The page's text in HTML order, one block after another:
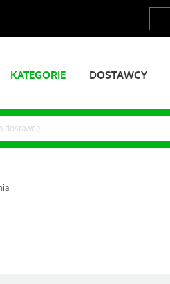
KATEGORIE DOSTAWCY